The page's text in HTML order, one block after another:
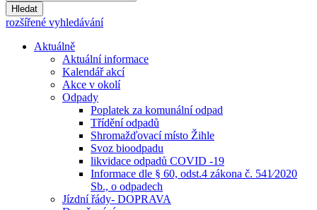
Hledat
rozšířené vyhledávání
Aktuálně
Aktuální informace
Kalendář akcí
Akce v okolí
Odpady
Poplatek za komunální odpad
Třídění odpadů
Shromažďovací místo Žihle
Svoz bioodpadu
likvidace odpadů COVID -19
Informace dle § 60, odst.4 zákona č. 541⁄2020
Sb., o odpadech
Jízdní řády- DOPRAVA